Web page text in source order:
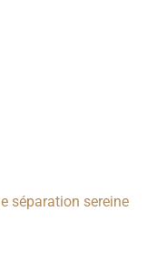
séparation sereine